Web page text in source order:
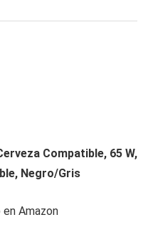
Compatible, 65 W,
Negro/Gris
Amazon